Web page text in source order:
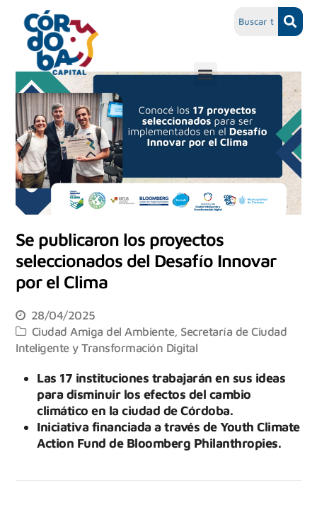
Se publicaron los proyectos
seleccionados del Desafío Innovar
por el Clima
28/04/2025
Ciudad Amiga del Ambiente, Secretaría de Ciudad
Inteligente y Transformación Digital
Las 17 instituciones trabajarán en sus ideas
para disminuir los efectos del cambio
climático en la ciudad de Córdoba.
Iniciativa financiada a través de Youth Climate
Action Fund de Bloomberg Philanthropies.